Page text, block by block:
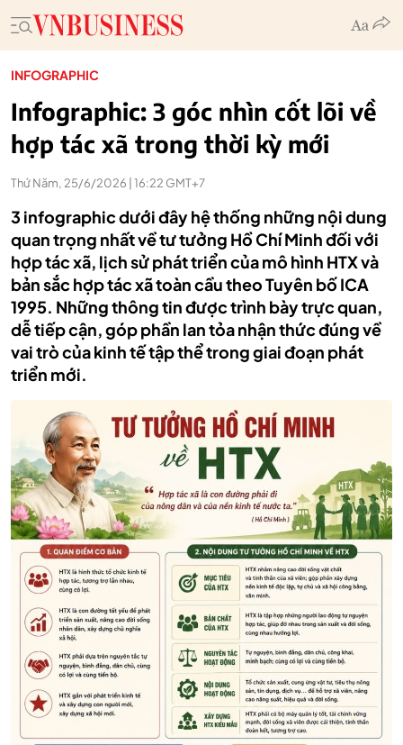
INFOGRAPHIC
Infographic: 3 góc nhìn cốt lõi về
hợp tác xã trong thời kỳ mới
Thứ Năm, 25/6/2026 | 16:22 GMT+7
3 infographic dưới đây hệ thống những nội dung
quan trọng nhất về tư tưởng Hồ Chí Minh đối với
hợp tác xã, lịch sử phát triển của mô hình HTX và
bản sắc hợp tác xã toàn cầu theo Tuyên bố ICA
1995. Những thông tin được trình bày trực quan,
dễ tiếp cận, góp phần lan tỏa nhận thức đúng về
vai trò của kinh tế tập thể trong giai đoạn phát
triển mới.